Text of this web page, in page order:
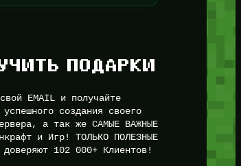
ПОДАРКИ
EMAIL и получайте
создания своего
а так же САМЫЕ ВАЖНЫЕ
и Игр! ТОЛЬКО ПОЛЕЗНЫЕ
102 000+ Клиентов!